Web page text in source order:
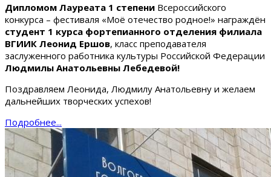
Дипломом Лауреата 1 степени Всероссийского
конкурса – фестиваля «Моё отечество родное!» награждён
студент 1 курса фортепианного отделения филиала
ВГИИК Леонид Ершов, класс преподавателя
заслуженного работника культуры Российской Федерации
Людмилы Анатольевны Лебедевой!
Поздравляем Леонида, Людмилу Анатольевну и желаем
дальнейших творческих успехов!
Подробнее...